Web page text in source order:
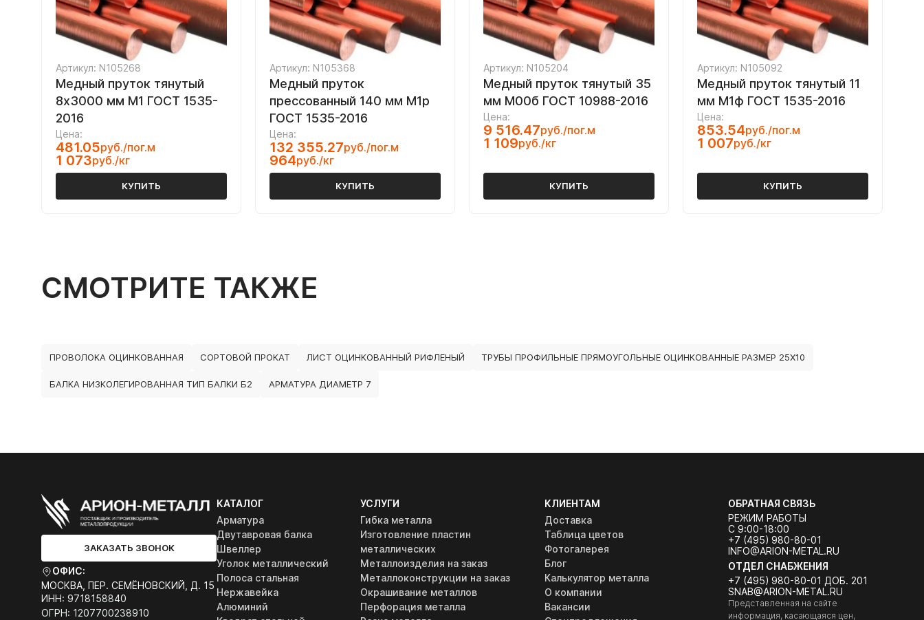
Артикул: N105268
Медный пруток тянутый
8х3000 мм М1 ГОСТ 1535-
2016
Цена:
481.05руб./пог.м
1 073руб./кг
КУПИТЬ
Артикул: N105368
Медный пруток
прессованный 140 мм М1р
ГОСТ 1535-2016
Цена:
132 355.27руб./пог.м
964руб./кг
КУПИТЬ
Артикул: N105204
Медный пруток тянутый 35
мм М00б ГОСТ 10988-2016
Цена:
9 516.47руб./пог.м
1 109руб./кг
КУПИТЬ
Артикул: N105092
Медный пруток тянутый 11
мм М1ф ГОСТ 1535-2016
Цена:
853.54руб./пог.м
1 007руб./кг
КУПИТЬ
СМОТРИТЕ ТАКЖЕ
ПРОВОЛОКА ОЦИНКОВАННАЯ СОРТОВОЙ ПРОКАТ ЛИСТ ОЦИНКОВАННЫЙ РИФЛЕНЫЙ ТРУБЫ ПРОФИЛЬНЫЕ ПРЯМОУГОЛЬНЫЕ ОЦИНКОВАННЫЕ РАЗМЕР 25Х10
БАЛКА НИЗКОЛЕГИРОВАННАЯ ТИП БАЛКИ Б2 АРМАТУРА ДИАМЕТР 7
ЗАКАЗАТЬ ЗВОНОК
ОФИС:
МОСКВА, ПЕР. СЕМЁНОВСКИЙ, Д. 15
ИНН: 9718158840
ОГРН: 1207700238910
КАТАЛОГ
Арматура
Двутавровая балка
Швеллер
Уголок металлический
Полоса стальная
Нержавейка
Алюминий
УСЛУГИ
Гибка металла
Изготовление пластин
металлических
Металлоизделия на заказ
Металлоконструкции на заказ
Окрашивание металлов
Перфорация металла
КЛИЕНТАМ
Доставка
Таблица цветов
Фотогалерея
Блог
Калькулятор металла
О компании
Вакансии
ОБРАТНАЯ СВЯЗЬ
РЕЖИМ РАБОТЫ
С 9:00-18:00
+7 (495) 980-80-01
INFO@ARION-METAL.RU
ОТДЕЛ СНАБЖЕНИЯ
+7 (495) 980-80-01 ДОБ. 201
SNAB@ARION-METAL.RU
Представленная на сайте
информация, касающаяся цен,